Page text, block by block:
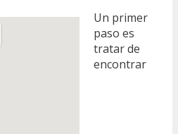
Un primer
paso es
tratar de
encontrar